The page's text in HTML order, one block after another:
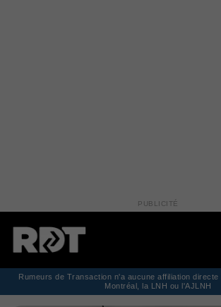
PUBLICITÉ
Rumeurs de Transaction n'a aucune affiliation directe
Montréal, la LNH ou l'AJLNH